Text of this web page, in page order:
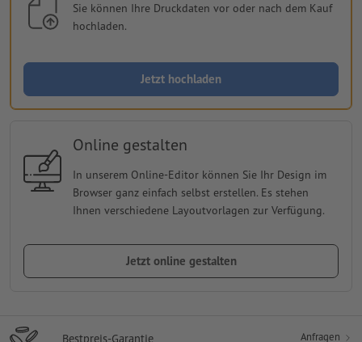
Sie können Ihre Druckdaten vor oder nach dem Kauf
hochladen.
Jetzt hochladen
Online gestalten
In unserem Online-Editor können Sie Ihr Design im
Browser ganz einfach selbst erstellen. Es stehen
Ihnen verschiedene Layoutvorlagen zur Verfügung.
Jetzt online gestalten
Bestpreis-Garantie Anfragen